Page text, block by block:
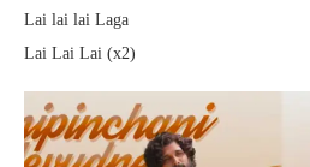
Lai lai lai Laga
Lai Lai Lai (x2)